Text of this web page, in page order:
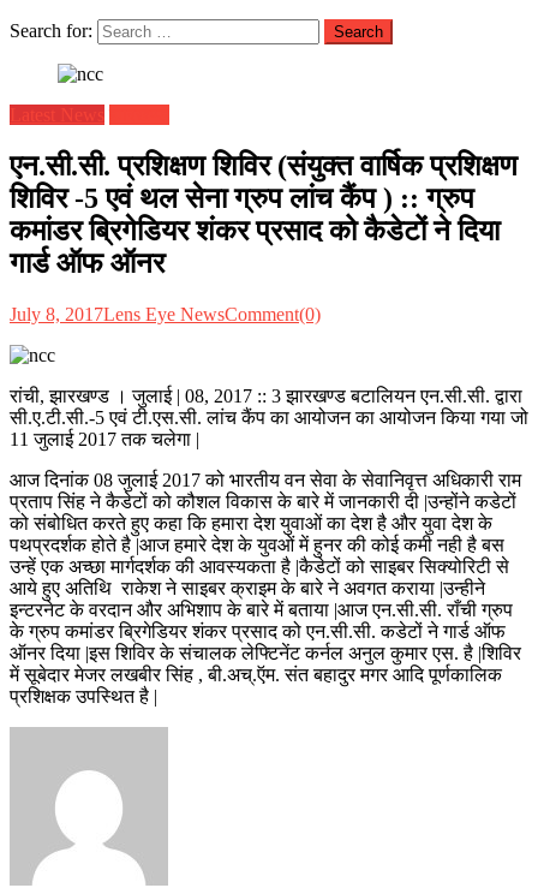
Search for:
Latest News
एन.सी.सी. प्रशिक्षण शिविर (संयुक्त वार्षिक प्रशिक्षण
शिविर -5 एवं थल सेना ग्रुप लांच कैंप ) :: ग्रुप
कमांडर ब्रिगेडियर शंकर प्रसाद को कैडेटों ने दिया
गार्ड ऑफ ऑनर
July 8, 2017Lens Eye NewsComment(0)
रांची, झारखण्ड । जुलाई | 08, 2017 :: 3 झारखण्ड बटालियन एन.सी.सी. द्वारा
सी.ए.टी.सी.-5 एवं टी.एस.सी. लांच कैंप का आयोजन का आयोजन किया गया जो
11 जुलाई 2017 तक चलेगा |
आज दिनांक 08 जुलाई 2017 को भारतीय वन सेवा के सेवानिवृत्त अधिकारी राम
प्रताप सिंह ने कैडेटों को कौशल विकास के बारे में जानकारी दी |उन्होंने कडेटों
को संबोधित करते हुए कहा कि हमारा देश युवाओं का देश है और युवा देश के
पथप्रदर्शक होते है |आज हमारे देश के युवओं में हुनर की कोई कमी नही है बस
उन्हें एक अच्छा मार्गदर्शक की आवस्यकता है |कैडेटों को साइबर सिक्योरिटी से
आये हुए अतिथि राकेश ने साइबर क्राइम के बारे ने अवगत कराया |उन्हीने
इन्टरनेट के वरदान और अभिशाप के बारे में बताया |आज एन.सी.सी. राँची ग्रुप
के ग्रुप कमांडर ब्रिगेडियर शंकर प्रसाद को एन.सी.सी. कडेटों ने गार्ड ऑफ
ऑनर दिया |इस शिविर के संचालक लेफ्टिनेंट कर्नल अनुल कुमार एस. है |शिविर
में सूबेदार मेजर लखबीर सिंह , बी.अच्.ऍम. संत बहादुर मगर आदि पूर्णकालिक
प्रशिक्षक उपस्थित है |